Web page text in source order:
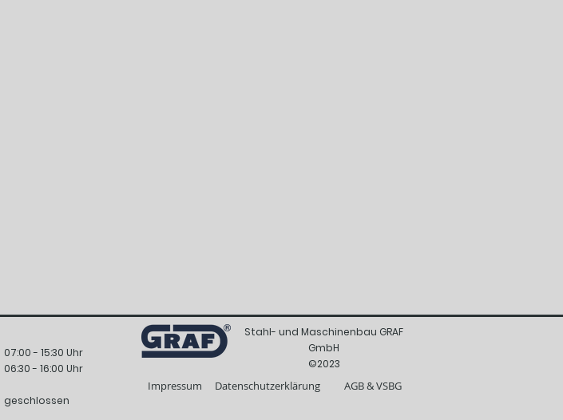
07:00 - 15:30 Uhr
06:30 - 16:00 Uhr
geschlossen
Stahl- und Maschinenbau GRAF
GmbH
©2023
Impressum Datenschutzerklärung AGB & VSBG